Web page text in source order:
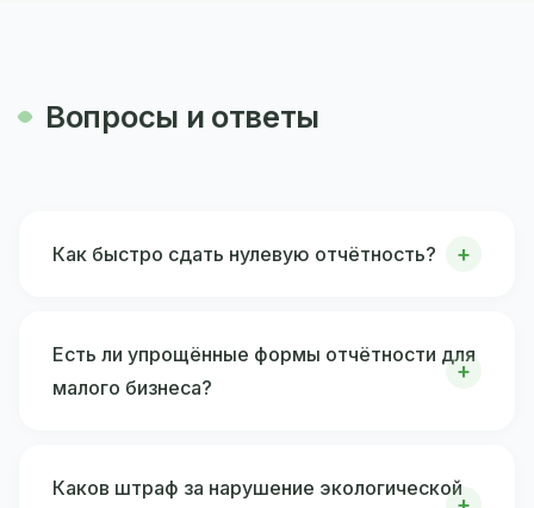
Вопросы и ответы
Как быстро сдать нулевую отчётность?
Есть ли упрощённые формы отчётности для
малого бизнеса?
Каков штраф за нарушение экологической